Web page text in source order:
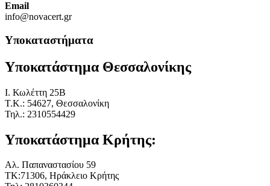
Email
info@novacert.gr
Υποκαταστήματα
Υποκατάστημα Θεσσαλονίκης
I. Κωλέττη 25Β
Τ.Κ.: 54627, Θεσσαλονίκη
Τηλ.: 2310554429
Υποκατάστημα Κρήτης:
Αλ. Παπαναστασίου 59
ΤΚ:71306, Ηράκλειο Κρήτης